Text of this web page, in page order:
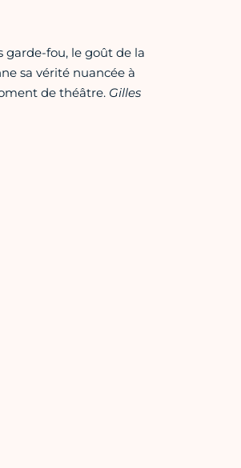
garde-fou, le goût de la
sa vérité nuancée à
de théâtre. Gilles